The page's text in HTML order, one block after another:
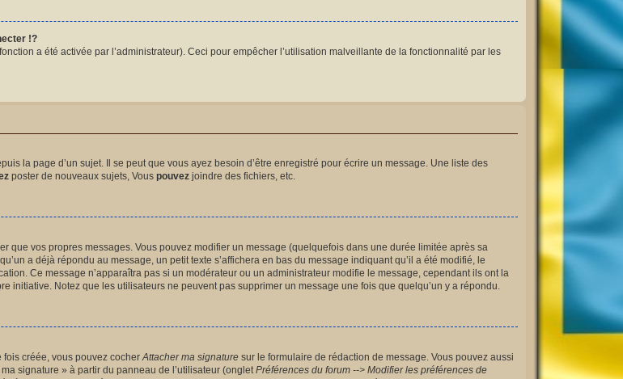
!?
a été activée par l’administrateur). Ceci pour empêcher l’utilisation malveillante de la fonctionnalité par les
la page d’un sujet. Il se peut que vous ayez besoin d’être enregistré pour écrire un message. Une liste des
poster de nouveaux sujets, Vous pouvez joindre des fichiers, etc.
que vos propres messages. Vous pouvez modifier un message (quelquefois dans une durée limitée après sa
a déjà répondu au message, un petit texte s’affichera en bas du message indiquant qu’il a été modifié, le
Ce message n’apparaîtra pas si un modérateur ou un administrateur modifie le message, cependant ils ont la
initiative. Notez que les utilisateurs ne peuvent pas supprimer un message une fois que quelqu’un y a répondu.
fois créée, vous pouvez cocher Attacher ma signature sur le formulaire de rédaction de message. Vous pouvez aussi
signature » à partir du panneau de l’utilisateur (onglet Préférences du forum --> Modifier les préférences de